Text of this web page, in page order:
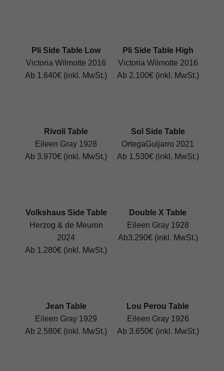
Pli Side Table Low
Victoria Wilmotte 2016
Ab 1.640€ (inkl. MwSt.)
Pli Side Table High
Victoria Wilmotte 2016
Ab 2.100€ (inkl. MwSt.)
Rivoli Table
Eileen Gray 1928
Ab 3.970€ (inkl. MwSt.)
Sol Side Table
OrtegaGuijarro 2021
Ab 1.530€ (inkl. MwSt.)
Volkshaus Side Table
Herzog & de Meuron
2024
Ab 1.280€ (inkl. MwSt.)
Double X Table
Eileen Gray 1928
Ab3.290€ (inkl. MwSt.)
Jean Table
Eileen Gray 1929
Ab 2.580€ (inkl. MwSt.)
Lou Perou Table
Eileen Gray 1926
Ab 3.650€ (inkl. MwSt.)